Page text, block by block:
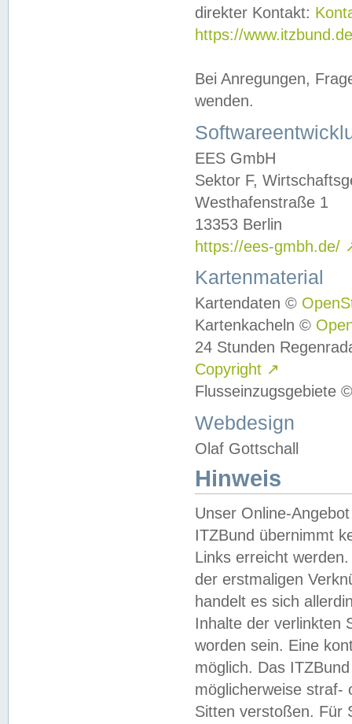
direkter Kontakt:
https://
Bei Anregungen,
wenden.
EES GmbH
Sektor F,
Westhafenstraße 1
13353 Berlin
https://ees-gmbh.de/
Kartenmaterial
Kartendaten ©
Kartenkacheln ©
24 Stunden
Copyright ↗
Flusseinzugsgebiete
Webdesign
Olaf Gottschall
Hinweis
Unser Online-
ITZBund übernimmt
Links erreicht
der erstmaligen
handelt es sich
Inhalte der verlinkten
worden sein. Eine
möglich. Das
möglicherweise straf-
Sitten verstoßen. Für